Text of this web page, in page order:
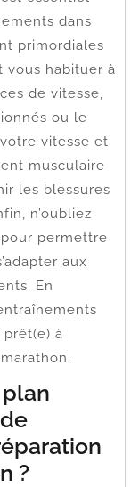
dans
primordiales
vous habituer à
de vitesse,
ou le
vitesse et
musculaire
les blessures
n’oubliez
permettre
aux
En
à
?